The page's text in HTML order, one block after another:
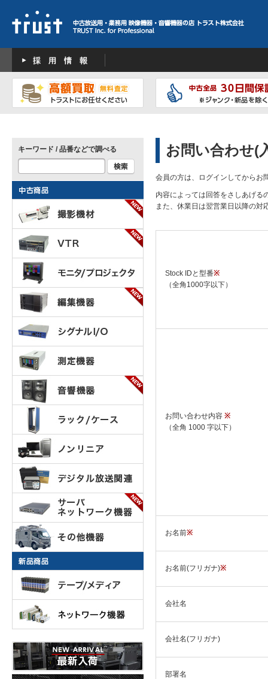
お問い合わせ(
会員の方は、ログインしてからお
内容によっては回答をさしあげる
また、休業日は翌営業日以降の対
Stock IDと型番※
（全角1000字以下）
お問い合わせ内容 ※
（全角 1000 字以下）
お名前※
お名前(フリガナ)※
会社名
会社名(フリガナ)
部署名
キーワード / 品番などで調べる